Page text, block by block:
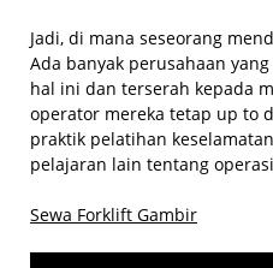
Jadi, di mana seseorang
Ada banyak perusahaan
hal ini dan terserah kepada
operator mereka tetap up to
praktik pelatihan
pelajaran lain tentang
Sewa Forklift Gambir